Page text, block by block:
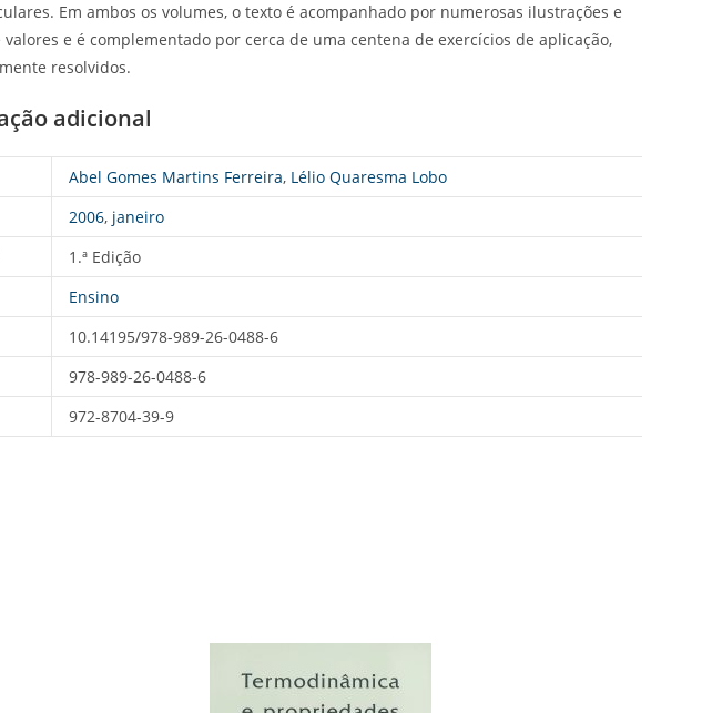
Em ambos os volumes, o texto é acompanhado por numerosas ilustrações e
e é complementado por cerca de uma centena de exercícios de aplicação,
resolvidos.
adicional
Abel Gomes Martins Ferreira, Lélio Quaresma Lobo
2006, janeiro
1.ª Edição
Ensino
10.14195/978-989-26-0488-6
978-989-26-0488-6
972-8704-39-9